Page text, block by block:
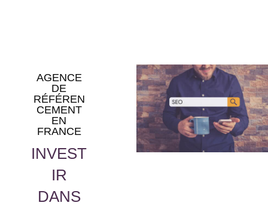
AGENCE
DE
RÉFÉREN
CEMENT
EN
FRANCE
INVEST
IR
DANS